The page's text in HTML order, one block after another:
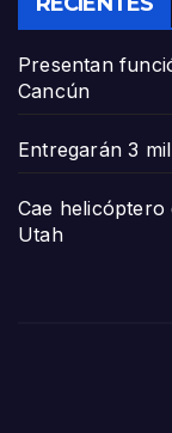
Presentan
Cancún
Entregarán 3
Cae
Utah